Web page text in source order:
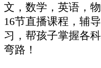
文，数学，英语，
16节直播课程，辅
习，帮孩子掌握各
弯路！